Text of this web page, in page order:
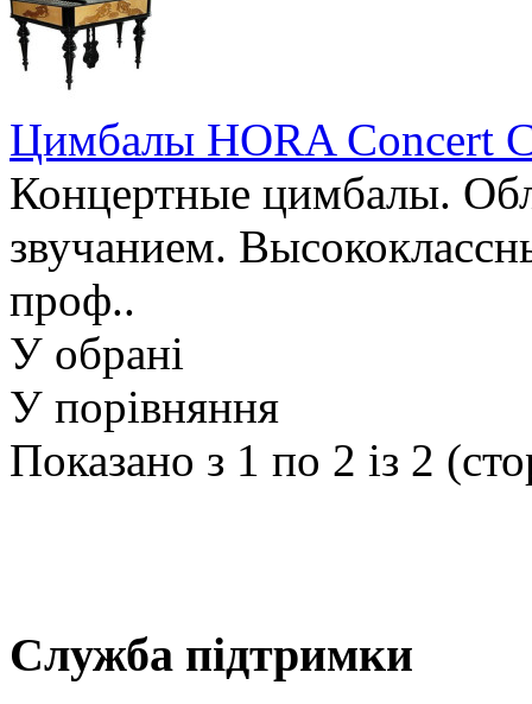
Цимбалы HORA Concert
Концертные цимбалы.
звучанием.
проф..
У обрані
У порівняння
Показано з 1 по 2 із 2
Служба підтримки